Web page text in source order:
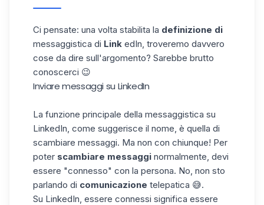
Ci pensate: una volta stabilita la definizione di
messaggistica di Link edIn, troveremo davvero
cose da dire sull'argomento? Sarebbe brutto
conoscerci 😉
Inviare messaggi su LinkedIn
La funzione principale della messaggistica su
LinkedIn, come suggerisce il nome, è quella di
scambiare messaggi. Ma non con chiunque! Per
poter scambiare messaggi normalmente, devi
essere "connesso" con la persona. No, non sto
parlando di comunicazione telepatica 😅.
Su LinkedIn, essere connessi significa essere